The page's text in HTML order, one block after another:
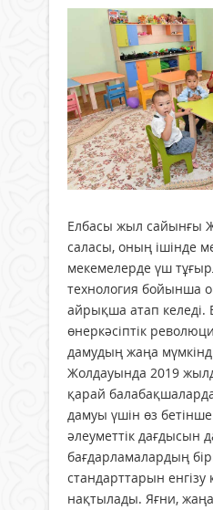
Елбасы жыл сайынғы
саласы, оның ішінде
мекемелерде үш
технология бойынша
айрықша атап келеді.
өнеркәсіптік
дамудың жаңа
Жолдауында 2019
қарай
дамуы үшін өз
әлеуметтік дағдысын
бағдарламалардың
стандарттарын енгізу
нақтылады. Яғни,